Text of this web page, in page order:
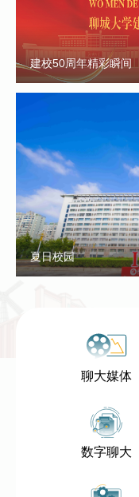
建校50周年精彩瞬间
夏日校园
聊大媒体
数字聊大